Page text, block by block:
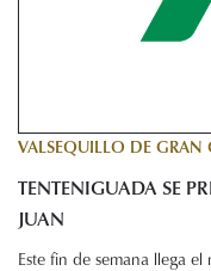
VALSEQUILLO DE GRAN
TENTENIGUADA SE
JUAN
Este fin de semana llega